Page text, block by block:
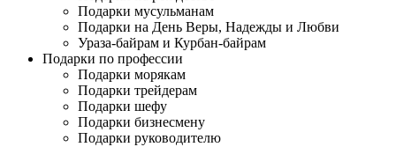
Подарки мусульманам
Подарки на День Веры, Надежды и Любви
Ураза-байрам и Курбан-байрам
Подарки по профессии
Подарки морякам
Подарки трейдерам
Подарки шефу
Подарки бизнесмену
Подарки руководителю